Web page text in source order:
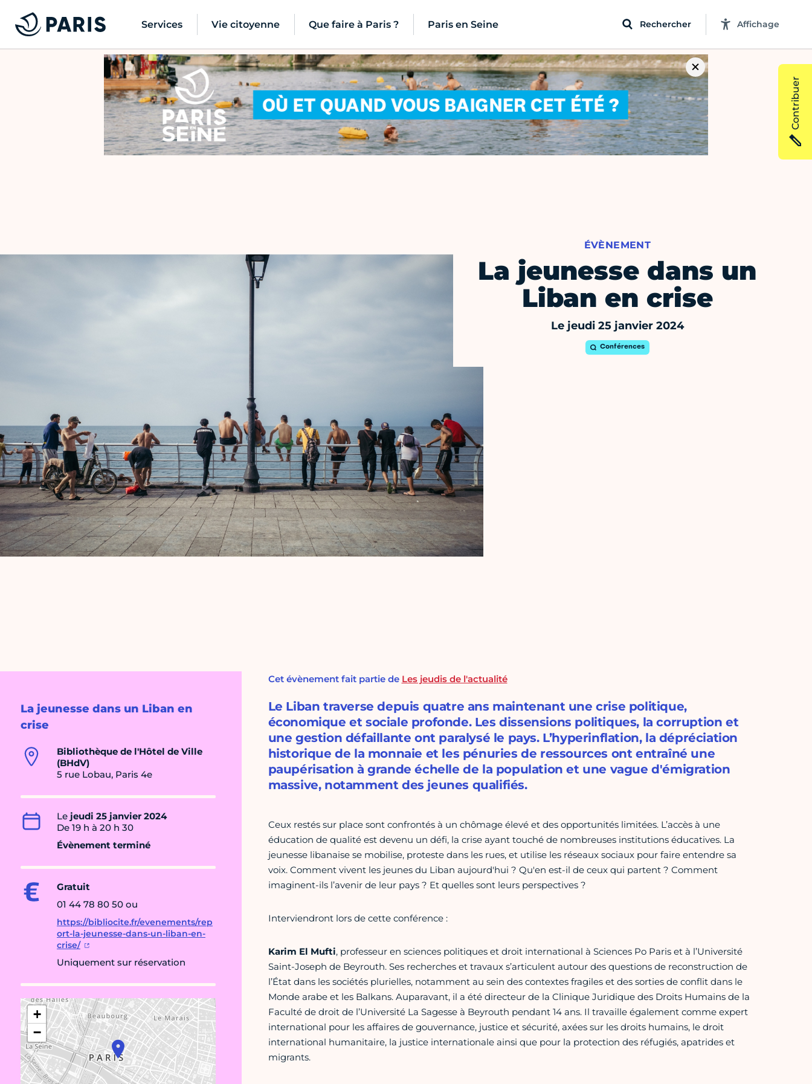
Services Vie citoyenne Que faire à Paris ? Paris en Seine Rechercher Affichage
ÉVÈNEMENT
La jeunesse dans un
Liban en crise
Le jeudi 25 janvier 2024
Conférences
La jeunesse dans un Liban en
crise
Bibliothèque de l'Hôtel de Ville
(BHdV)
5 rue Lobau, Paris 4e
Le jeudi 25 janvier 2024
De 19 h à 20 h 30
Évènement terminé
Gratuit
01 44 78 80 50 ou
https://bibliocite.fr/evenements/rep
ort-la-jeunesse-dans-un-liban-en-
crise/
Uniquement sur réservation
+
−
Cet évènement fait partie de Les jeudis de l'actualité
Le Liban traverse depuis quatre ans maintenant une crise politique,
économique et sociale profonde. Les dissensions politiques, la corruption et
une gestion défaillante ont paralysé le pays. L’hyperinflation, la dépréciation
historique de la monnaie et les pénuries de ressources ont entraîné une
paupérisation à grande échelle de la population et une vague d'émigration
massive, notamment des jeunes qualifiés.
Ceux restés sur place sont confrontés à un chômage élevé et des opportunités limitées. L’accès à une
éducation de qualité est devenu un défi, la crise ayant touché de nombreuses institutions éducatives. La
jeunesse libanaise se mobilise, proteste dans les rues, et utilise les réseaux sociaux pour faire entendre sa
voix. Comment vivent les jeunes du Liban aujourd'hui ? Qu'en est-il de ceux qui partent ? Comment
imaginent-ils l’avenir de leur pays ? Et quelles sont leurs perspectives ?
Interviendront lors de cette conférence :
Karim El Mufti, professeur en sciences politiques et droit international à Sciences Po Paris et à l’Université
Saint-Joseph de Beyrouth. Ses recherches et travaux s’articulent autour des questions de reconstruction de
l’État dans les sociétés plurielles, notamment au sein des contextes fragiles et des sorties de conflit dans le
Monde arabe et les Balkans. Auparavant, il a été directeur de la Clinique Juridique des Droits Humains de la
Faculté de droit de l’Université La Sagesse à Beyrouth pendant 14 ans. Il travaille également comme expert
international pour les affaires de gouvernance, justice et sécurité, axées sur les droits humains, le droit
international humanitaire, la justice internationale ainsi que pour la protection des réfugiés, apatrides et
migrants.
Contribuer